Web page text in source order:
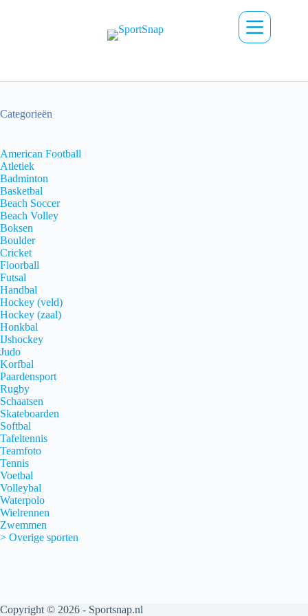
Categorieën
American Football
Atletiek
Badminton
Basketbal
Beach Soccer
Beach Volley
Boksen
Boulder
Cricket
Floorball
Futsal
Handbal
Hockey (veld)
Hockey (zaal)
Honkbal
IJshockey
Judo
Korfbal
Paardensport
Rugby
Schaatsen
Skateboarden
Softbal
Tafeltennis
Teamfoto
Tennis
Voetbal
Volleybal
Waterpolo
Wielrennen
Zwemmen
> Overige sporten
Copyright © 2026 - Sportsnap.nl